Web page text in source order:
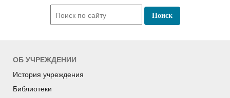
ОБ УЧРЕЖДЕНИИ
История учреждения
Библиотеки